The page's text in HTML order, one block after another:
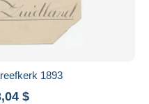
1893
$